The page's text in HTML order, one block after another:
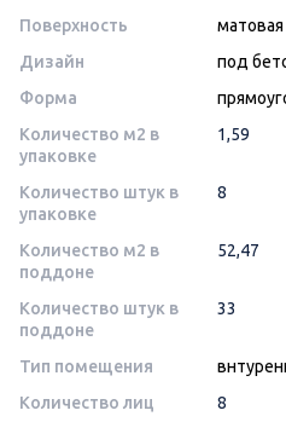
Поверхность
матовая
Дизайн
под
Форма
Количество м2 в
упаковке
1,59
Количество штук в
упаковке
8
Количество м2 в
поддоне
52,47
Количество штук в
поддоне
33
Тип помещения
Количество лиц
8